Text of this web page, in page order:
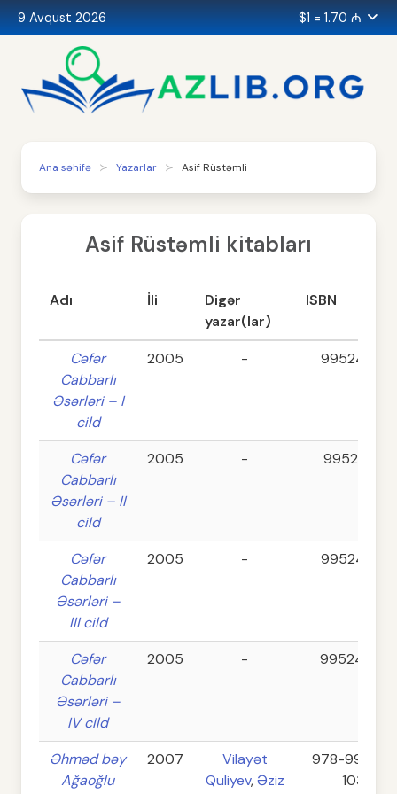
9 Avqust 2026 $1 = 1.70 ₼
Ana səhifə Yazarlar Asif Rüstəmli
Asif Rüstəmli kitabları
Adı İli
Digər
yazar(lar)
ISBN
Cəfər
Cabbarlı
Əsərləri – I
cild
2005 -
Cəfər
Cabbarlı
Əsərləri – II
cild
2005 -
Cəfər
Cabbarlı
Əsərləri –
III cild
2005 -
Cəfər
Cabbarlı
Əsərləri –
IV cild
2005 -
Əhməd bəy
Ağaoğlu
2007
Vilayət
Quliyev,Əziz
978-9952-
103-4